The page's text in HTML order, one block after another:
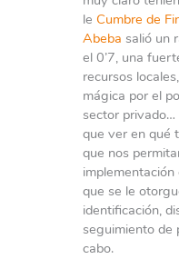
le Cumbre de
Abeba salió un
el 0’7, una
recursos
mágica por el
sector privado…
que ver en qué
que nos
que se le
identificación,
seguimiento de
cabo.